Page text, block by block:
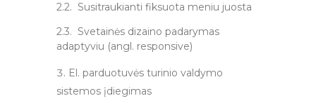
2.2. Susitraukianti fiksuota meniu juosta
2.3. Svetainės dizaino padarymas
adaptyviu (angl. responsive)
El. parduotuvės turinio valdymo
sistemos įdiegimas